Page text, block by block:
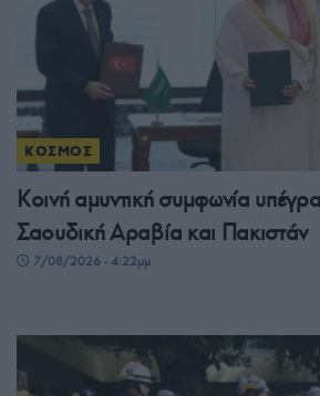
ΚΟΣΜΟΣ
Κοινή αμυντική συμφωνία
Σαουδική Αραβία και Πακιστάν
7/08/2026 - 4:22μμ